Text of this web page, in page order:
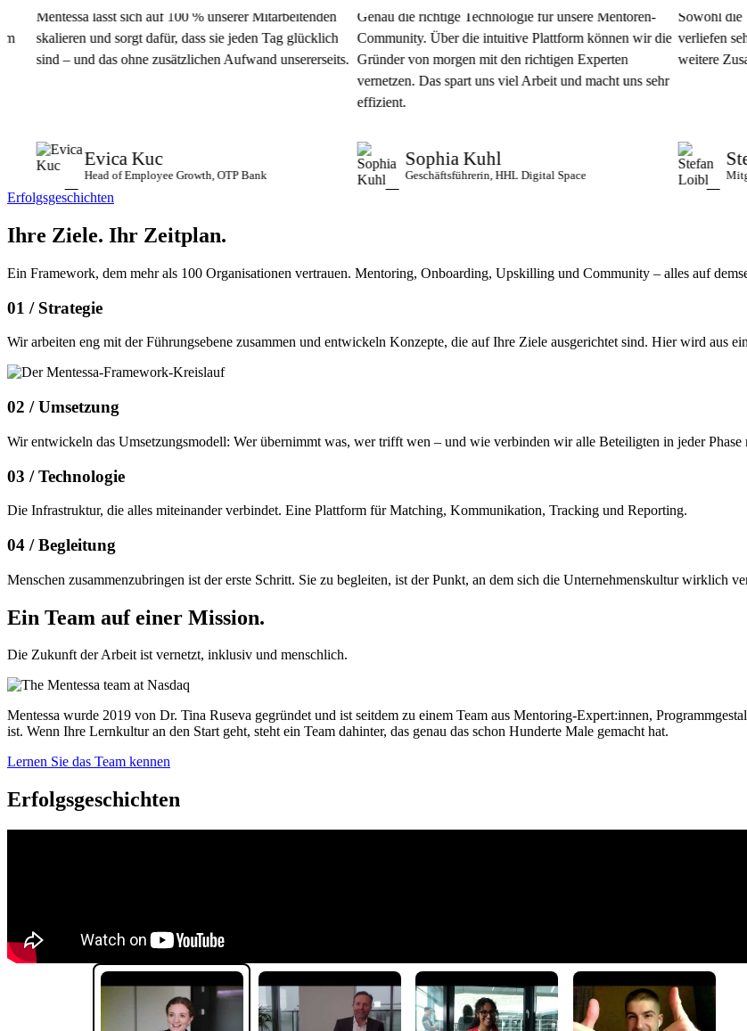
lässt sich auf 100 % unserer Mitarbeitenden
und sorgt dafür, dass sie jeden Tag glücklich
– und das ohne zusätzlichen Aufwand unsererseits.
Evica Kuc
Head of Employee Growth, OTP Bank
Genau die richtige Technologie für unsere Mentoren-
Community. Über die intuitive Plattform können wir die
Gründer von morgen mit den richtigen Experten
vernetzen. Das spart uns viel Arbeit und macht uns sehr
effizient.
Sophia Kuhl
Geschäftsführerin, HHL Digital Space
Sowohl die
verliefen sehr
weitere
Stefan
Mitgründer
Erfolgsgeschichten
Ihre Ziele. Ihr Zeitplan.
Ein Framework, dem mehr als 100 Organisationen vertrauen. Mentoring, Onboarding, Upskilling und Community – alles auf
01 /Strategie
Wir arbeiten eng mit der Führungsebene zusammen und entwickeln Konzepte, die auf Ihre Ziele ausgerichtet sind. Hier wird aus
02 /Umsetzung
Wir entwickeln das Umsetzungsmodell: Wer übernimmt was, wer trifft wen – und wie verbinden wir alle Beteiligten in jeder Phase
03 /Technologie
Die Infrastruktur, die alles miteinander verbindet. Eine Plattform für Matching, Kommunikation, Tracking und Reporting.
04 /Begleitung
Menschen zusammenzubringen ist der erste Schritt. Sie zu begleiten, ist der Punkt, an dem sich die Unternehmenskultur wirklich
Ein Team auf einer Mission.
Die Zukunft der Arbeit ist vernetzt, inklusiv und menschlich.
Mentessa wurde 2019 von Dr. Tina Ruseva gegründet und ist seitdem zu einem Team aus Mentoring-Expert:innen,
ist. Wenn Ihre Lernkultur an den Start geht, steht ein Team dahinter, das genau das schon Hunderte Male gemacht hat.
Lernen Sie das Team kennen
Erfolgsgeschichten